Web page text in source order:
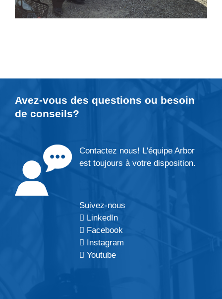
Avez-vous des questions ou besoin
de conseils?
Contactez nous! L'équipe Arbor
est toujours à votre disposition.
Suivez-nous
LinkedIn
Facebook
Instagram
Youtube